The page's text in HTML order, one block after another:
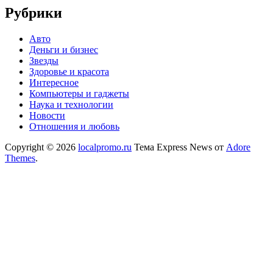
Рубрики
Авто
Деньги и бизнес
Звезды
Здоровье и красота
Интересное
Компьютеры и гаджеты
Наука и технологии
Новости
Отношения и любовь
Copyright © 2026 localpromo.ru Тема Express News от Adore
Themes.